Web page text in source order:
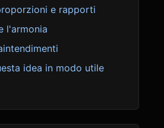
e rapporti
l'armonia
idea in modo utile